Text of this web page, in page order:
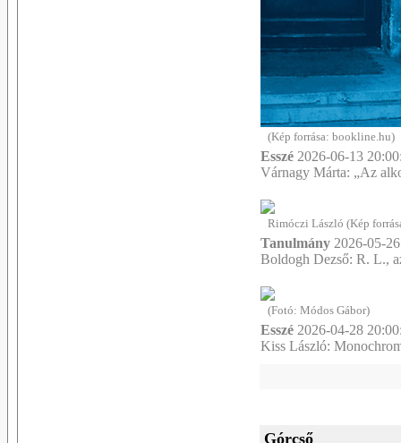
(Kép forrása: bookline.hu)
Esszé 2026-06-13
Várnagy Márta: „Az
Rimóczi László (Kép
Tanulmány 2026-05-
Boldogh Dezső: R. L.,
(Fotó: Módos Gábor)
Esszé 2026-04-28
Kiss László:
Górcső